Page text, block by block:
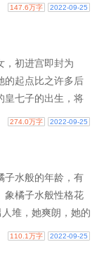
147.6万字 2022-09-25
，初进宫即封为
的起点比之许多后
皇七子的出生，将
是小人作祟？..
274.0万字 2022-09-25
子水般的年龄，有
橘子水般性格花
堆，她爽朗，她的
有的“..
110.1万字 2022-09-25